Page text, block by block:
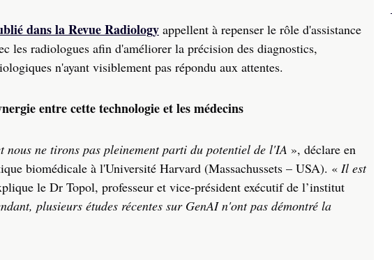
dans la Revue Radiology appellent à repenser le rôle d'assistance
les radiologues afin d'améliorer la précision des diagnostics,
n'ayant visiblement pas répondu aux attentes.
entre cette technologie et les médecins
nous ne tirons pas pleinement parti du potentiel de l'IA », déclare en
biomédicale à l'Université Harvard (Massachussets – USA). « Il est
le Dr Topol, professeur et vice-président exécutif de l’institut
plusieurs études récentes sur GenAI n'ont pas démontré la